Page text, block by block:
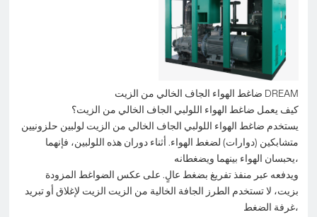
ضاغط الهواء الجاف الخالي من الزيت DREAM
كيف يعمل ضاغط الهواء اللولبي الجاف الخالي من الزيت؟
يستخدم ضاغط الهواء اللولبي الجاف الخالي من الزيت لولبين حلزونيين
متشابكين (دوارات) لضغط الهواء. أثناء دوران هذه اللولبين، فإنهما
يحبسان الهواء بينهما ويضغطانه،
ويدفعه عبر منفذ تفريغ بضغط عالٍ. على عكس الضواغط المزودة
بزيت، لا تستخدم الطرز الجافة الخالية من الزيت الزيت لإغلاق أو تبريد
غرفة الضغط،